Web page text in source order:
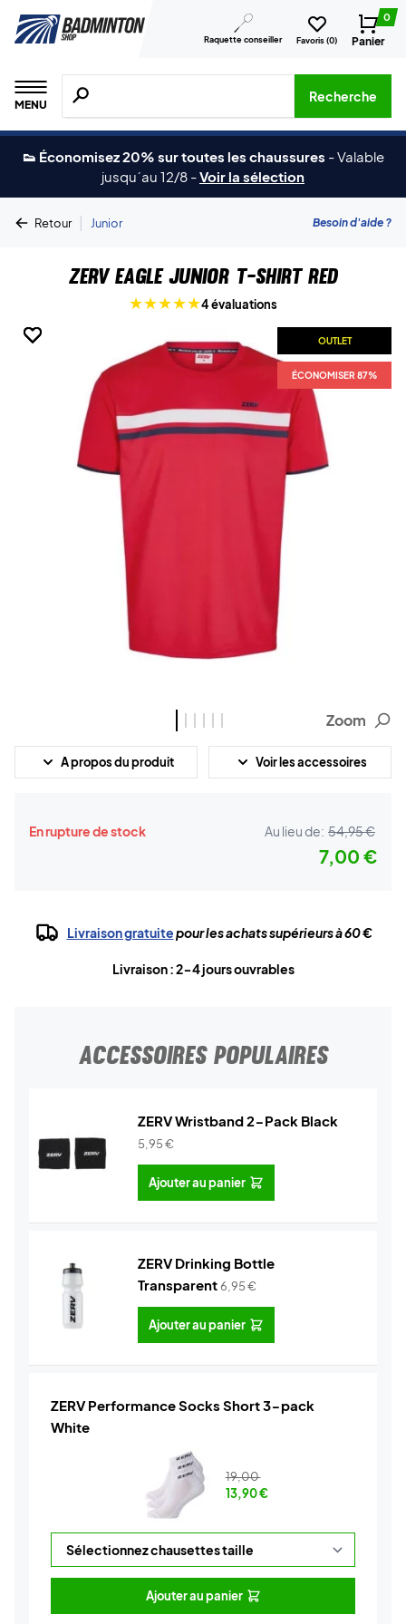
Raquette conseiller Favoris (0)
0
Panier
MENU
Recherche de produits, de marques, etc.
Recherche
👟 Économisez 20% sur toutes les chaussures -Valable
jusqu´au 12/8 -Voir la sélection
Retour | Junior Besoin d'aide ?
ZERV Eagle Junior T-shirt Red
4 évaluations
OUTLET
ÉCONOMISER 87%
OUTLET
ÉCONOMISER 87%
OUTLET
ÉCONOMISER 87%
OUTLET
ÉCONOMISER 87%
OUTLET
ÉCONOMISER 87%
OUTLET
ÉCONOMISER 87%
Zoom
A propos du produit Voir les accessoires
En rupture de stock Au lieu de: 54,95 €
7,00 €
Livraison gratuitepour les achats supérieurs à 60 €
Livraison : 2-4 jours ouvrables
ACCESSOIRES POPULAIRES
ZERV Wristband 2-Pack Black
5,95€
Ajouter au panier
ZERV Drinking Bottle
Transparent6,95€
Ajouter au panier
ZERV Performance Socks Short 3-pack
White
19,00
13,90€
Ajouter au panier